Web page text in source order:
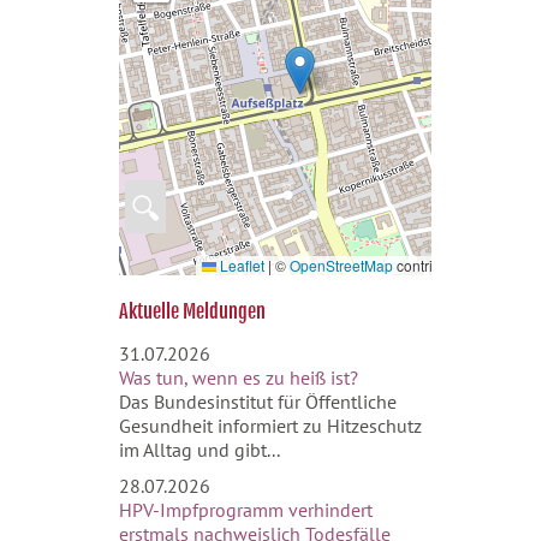
🔍
Leaflet | ©OpenStreetMapcontributors
Aktuelle Meldungen
31.07.2026
Was tun, wenn es zu heiß ist?
Das Bundesinstitut für Öffentliche
Gesundheit informiert zu Hitzeschutz
im Alltag und gibt...
28.07.2026
HPV-Impfprogramm verhindert
erstmals nachweislich Todesfälle